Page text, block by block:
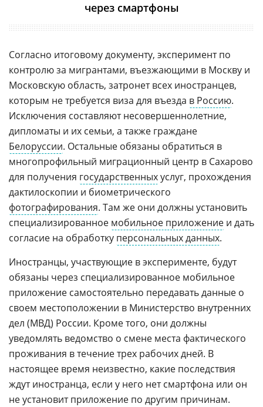
через смартфоны
Согласно итоговому документу, эксперимент по
контролю за мигрантами, въезжающими в Москву и
Московскую область, затронет всех иностранцев,
которым не требуется виза для въезда в Россию.
Исключения составляют несовершеннолетние,
дипломаты и их семьи, а также граждане
Белоруссии. Остальные обязаны обратиться в
многопрофильный миграционный центр в Сахарово
для получения государственныхуслуг, прохождения
дактилоскопии и биометрического
фотографирования. Там же они должны установить
специализированное мобильное приложение и дать
согласие на обработку персональных данных.
Иностранцы, участвующие в эксперименте, будут
обязаны через специализированное мобильное
приложение самостоятельно передавать данные о
своем местоположении в Министерство внутренних
дел (МВД) России. Кроме того, они должны
уведомлять ведомство о смене места фактического
проживания в течение трех рабочих дней. В
настоящее время неизвестно, какие последствия
ждут иностранца, если у него нет смартфона или он
не установит приложение по другим причинам.